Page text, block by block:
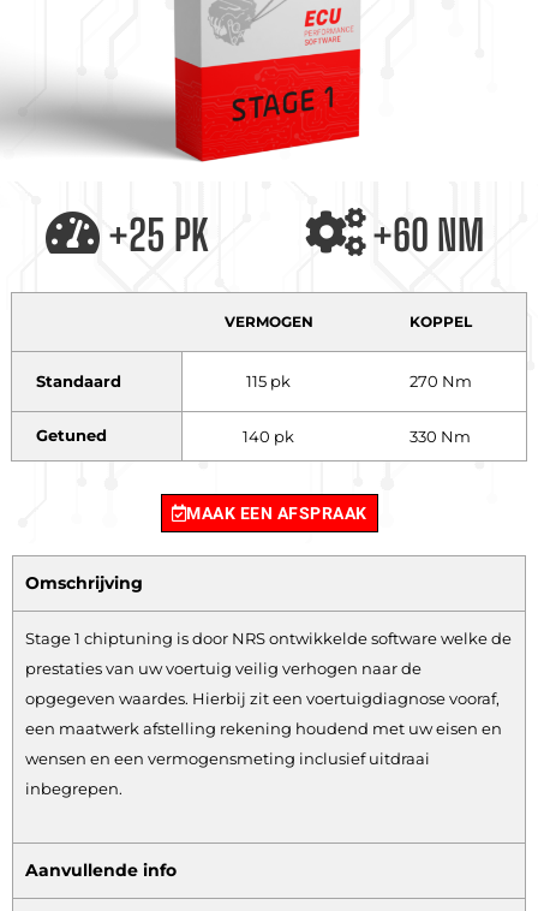
+25 PK +60 NM
VERMOGEN KOPPEL
Standaard 115 pk 270 Nm
Getuned 140 pk 330 Nm
MAAK EEN AFSPRAAK
Omschrijving
Stage 1 chiptuning is door NRS ontwikkelde software welke de
prestaties van uw voertuig veilig verhogen naar de
opgegeven waardes. Hierbij zit een voertuigdiagnose vooraf,
een maatwerk afstelling rekening houdend met uw eisen en
wensen en een vermogensmeting inclusief uitdraai
inbegrepen.
Aanvullende info